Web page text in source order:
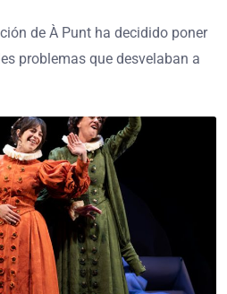
de À Punt ha decidido poner
problemas que desvelaban a